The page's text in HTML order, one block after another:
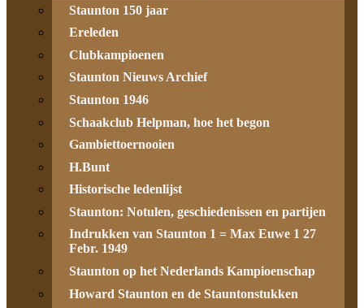
Staunton 150 jaar
Ereleden
Clubkampioenen
Staunton Nieuws Archief
Staunton 1946
Schaakclub Helpman, hoe het begon
Gambiettoernooien
H.Bunt
Historische ledenlijst
Staunton: Notulen, geschiedenissen en partijen
Indrukken van Staunton 1 = Max Euwe 1 27
Febr. 1949
Staunton op het Nederlands Kampioenschap
Howard Staunton en de Stauntonstukken